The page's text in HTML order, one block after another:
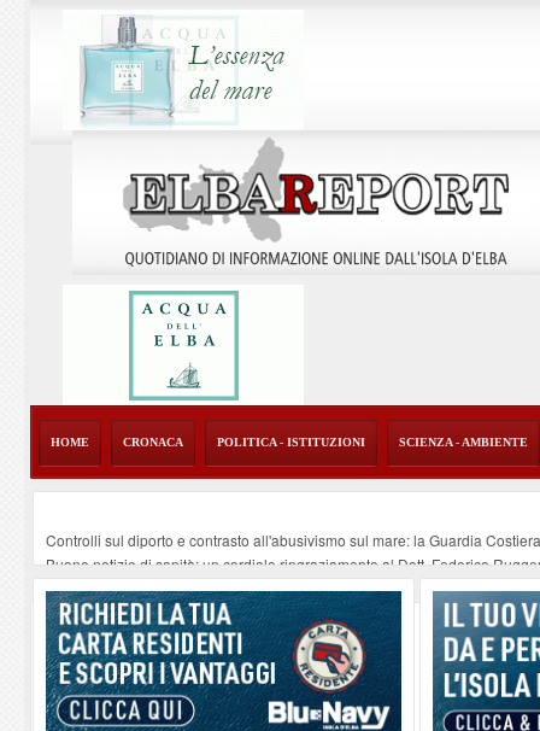
HOME CRONACA POLITICA - ISTITUZIONI SCIENZA - AMBIENTE
Controlli sul diporto e contrasto all'abusivismo sul mare: la Guardia
Buone notizie di sanità: un cordiale ringraziamento al Dott. Federico
Altiero Spinelli e Ursula Hirschmann all'Elba: riaffiora una testimonianza
Capoliveri, potenziata la pulizia dei bordi stradali -07-08-2026
Marina di Campo tra i porti interessati dal nuovo piano dell'Autorità